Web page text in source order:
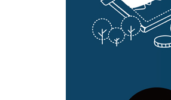
-꿈은 돈이 잠자는 침대
-돈은 손익계산을 싫어한
-돈은 행동하는 사람의
-정보는 돈이다 돈은 정보
-상대를 알면 백전백승
-돈을 움직이는 최고의